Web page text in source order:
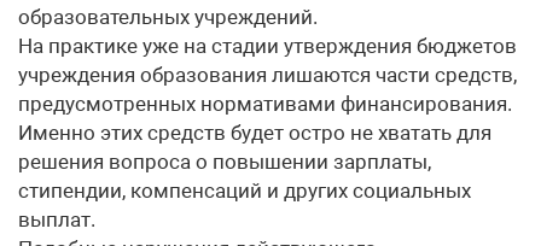
образовательных учреждений.
На практике уже на стадии утверждения бюджетов
учреждения образования лишаются части средств,
предусмотренных нормативами финансирования.
Именно этих средств будет остро не хватать для
решения вопроса о повышении зарплаты,
стипендии, компенсаций и других социальных
выплат.